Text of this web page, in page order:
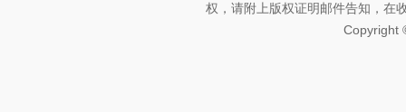
权，请附上版权证明邮件告知，在
Copyright